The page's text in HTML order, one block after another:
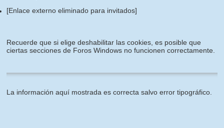
[Enlace externo eliminado para invitados]
Recuerde que si elige deshabilitar las cookies, es posible que
ciertas secciones de Foros Windows no funcionen correctamente.
La información aquí mostrada es correcta salvo error tipográfico.